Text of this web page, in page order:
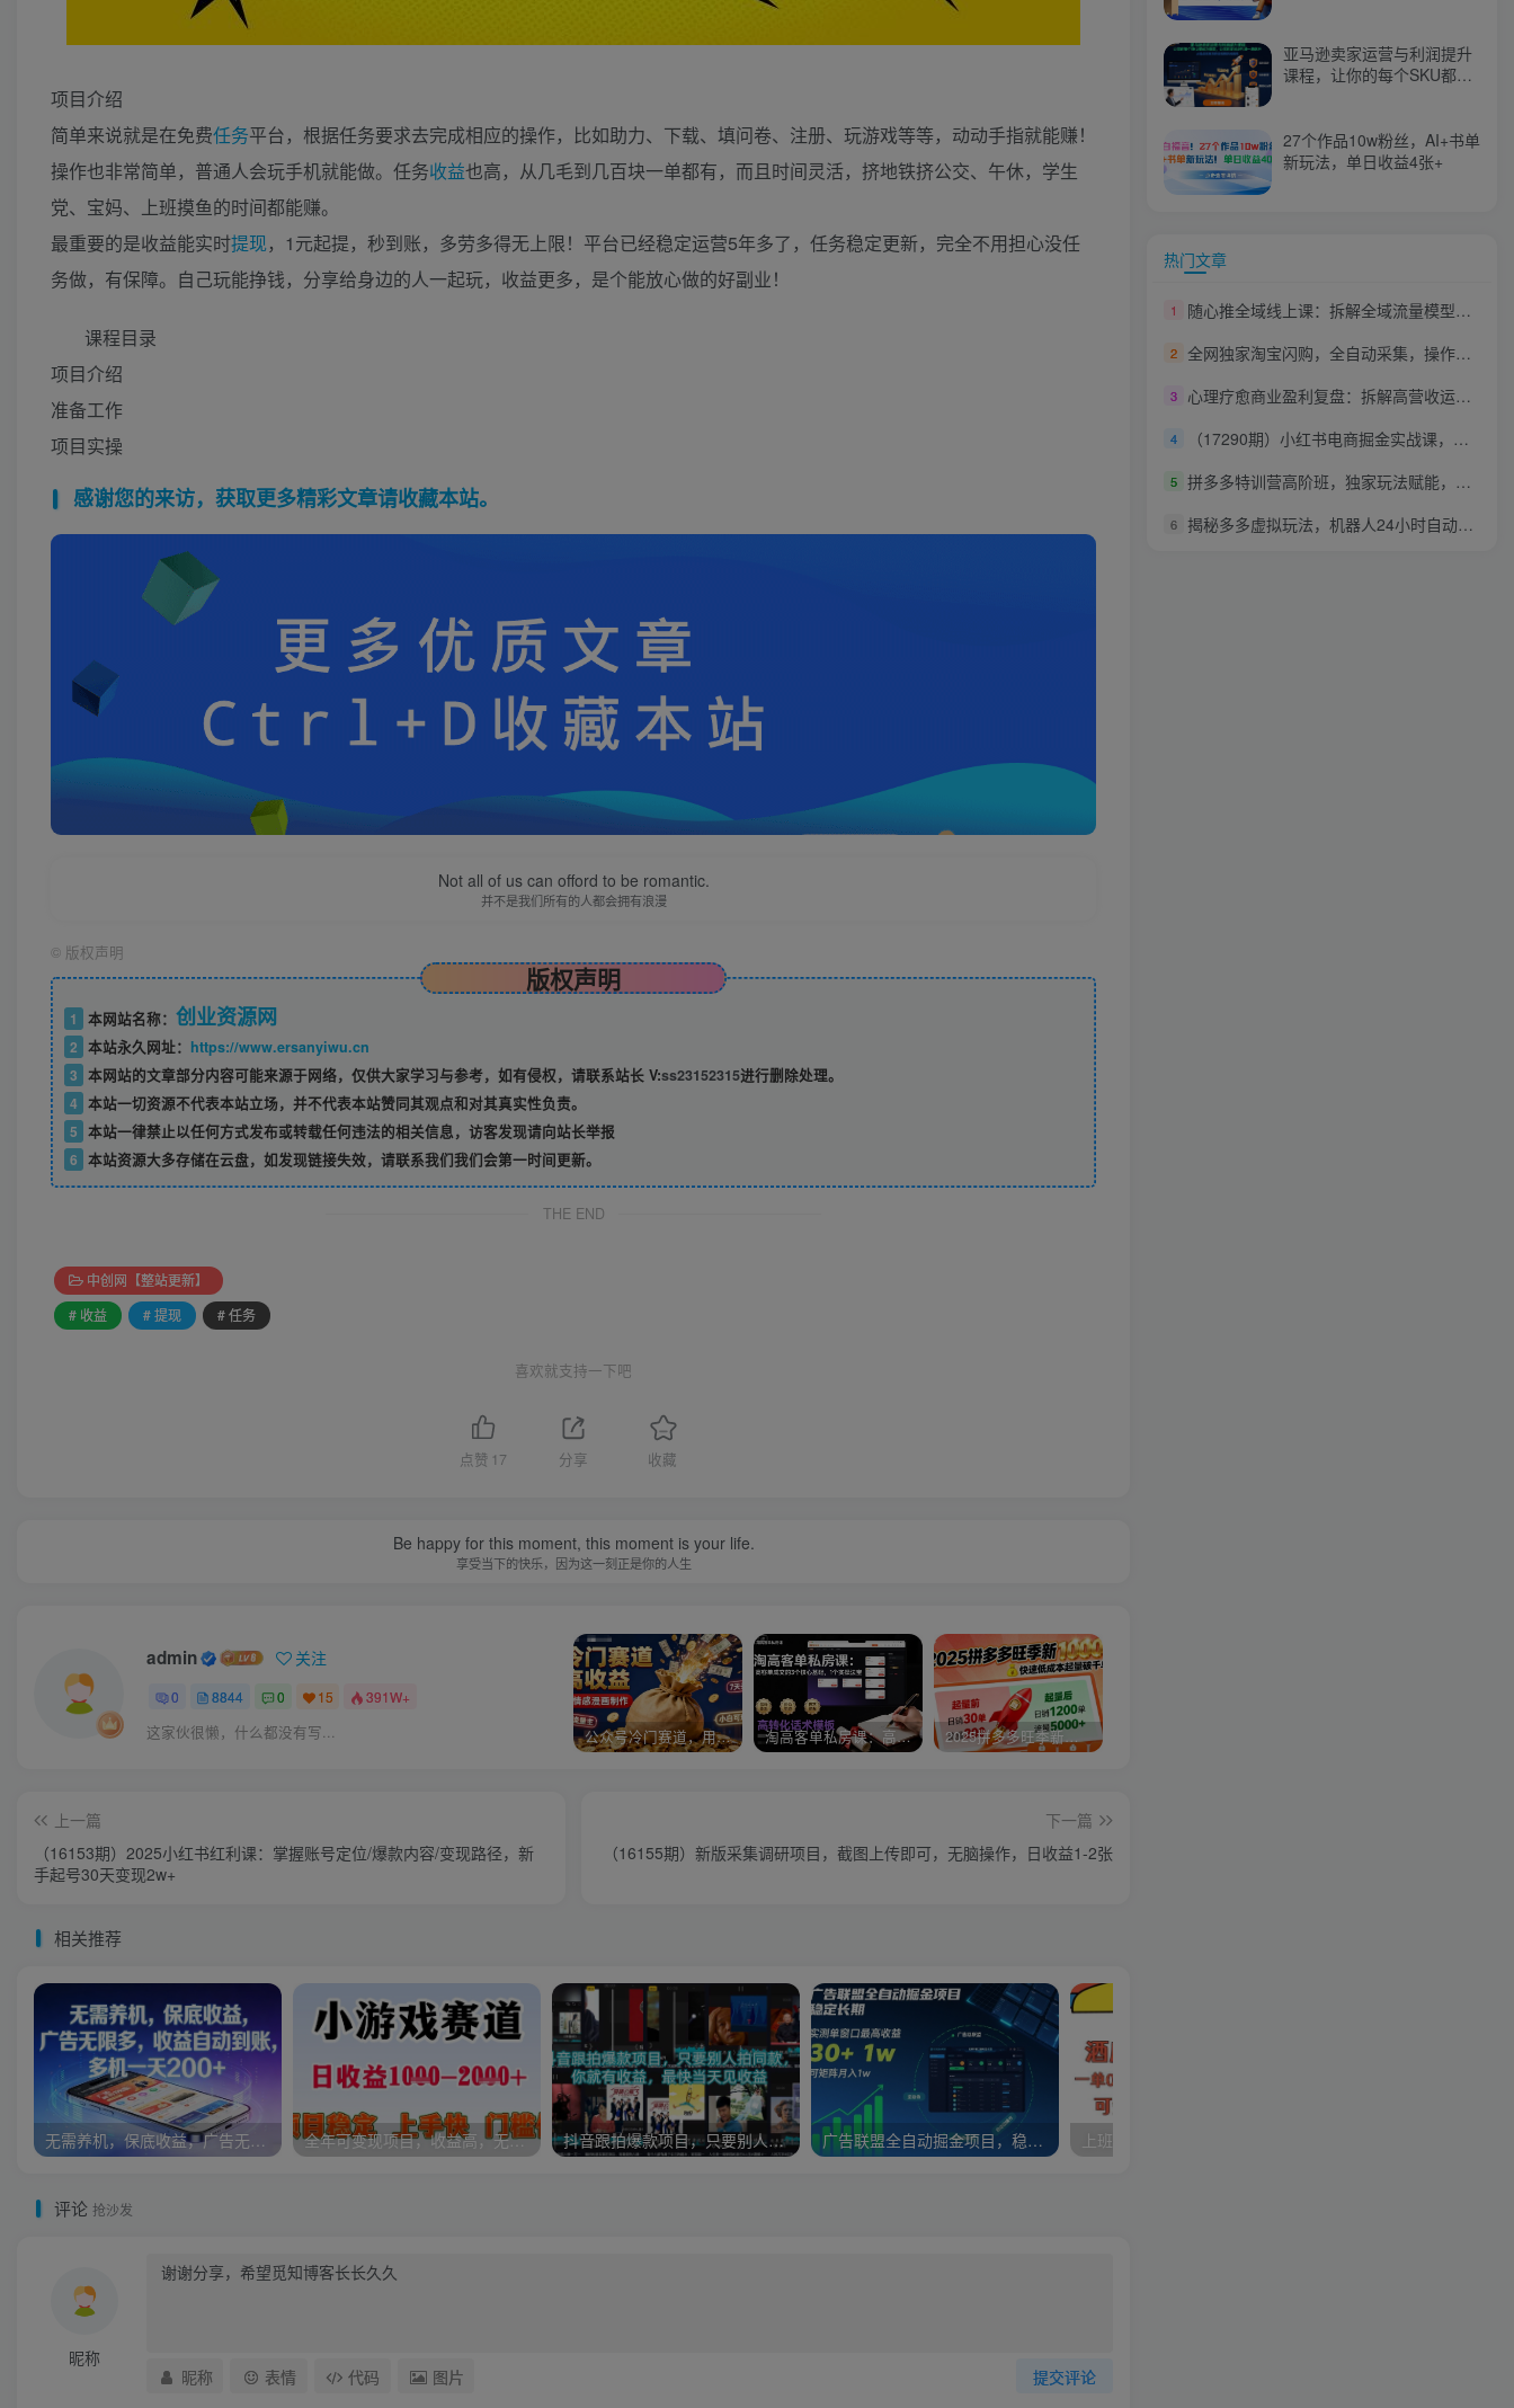
项目介绍
简单来说就是在免费任务平台，根据任务要求去完成相应的操作，比如助力、下载、填问卷、注册、玩游戏等等，动动手指就能赚！
操作也非常简单，普通人会玩手机就能做。任务收益也高，从几毛到几百块一单都有，而且时间灵活，挤地铁挤公交、午休，学生
党、宝妈、上班摸鱼的时间都能赚。
最重要的是收益能实时提现，1元起提，秒到账，多劳多得无上限！平台已经稳定运营5年多了，任务稳定更新，完全不用担心没任
务做，有保障。自己玩能挣钱，分享给身边的人一起玩，收益更多，是个能放心做的好副业！
课程目录
项目介绍
准备工作
项目实操
感谢您的来访，获取更多精彩文章请收藏本站。
Not all of us can offord to be romantic.
并不是我们所有的人都会拥有浪漫
© 版权声明
版权声明
1 本网站名称： 创业资源网
2 本站永久网址： https://www.ersanyiwu.cn
3 本网站的文章部分内容可能来源于网络，仅供大家学习与参考，如有侵权，请联系站长 V:ss23152315进行删除处理。
4 本站一切资源不代表本站立场，并不代表本站赞同其观点和对其真实性负责。
5 本站一律禁止以任何方式发布或转载任何违法的相关信息，访客发现请向站长举报
6 本站资源大多存储在云盘，如发现链接失效，请联系我们我们会第一时间更新。
THE END
中创网【整站更新】
# 收益
# 提现 # 任务
喜欢就支持一下吧
点赞 17 分享 收藏
Be happy for this moment, this moment is your life.
享受当下的快乐，因为这一刻正是你的人生
admin 关注
0 8844 0 15 391W+
这家伙很懒，什么都没有写... 公众号冷门赛道，用AI做情感漫画，7天开通流量主，操作简单，小白可玩 淘高客单私房课：高客单成交的3个核心基础，1个实操法宝 2025拼多多旺季新老店铺——快速低成本起量破千单
上一篇
（16153期）2025小红书红利课：掌握账号定位/爆款内容/变现路径，新
手起号30天变现2w+
下一篇
（16155期）新版采集调研项目，截图上传即可，无脑操作，日收益1-2张
相关推荐
无需养机，保底收益，广告无限多，收益自动到账，多机一天2张+【揭秘】 全年可变现项目，收益高，无门槛，小游戏赛道，一天收益1k+,一个月收入顶别人半年的工资【揭秘】 抖音跟拍爆款项目，只要别人拍同款，你就有收益，最快当天见收益 广告联盟全自动掘金项目，稳定长期，实测单窗口最高收益30+，可矩阵月入1w+【揭秘】
评论 抢沙发
昵称
提交评论
昵称 表情 代码 图片
亚马逊卖家运营与利润提升
课程，让你的每个SKU都成
27个作品10w粉丝，AI+书单
新玩法，单日收益4张+
热门文章
1 随心推全域线上课：拆解全域流量模型，让随心推投放更稳定
2 全网独家淘宝闪购，全自动采集，操作简单无脑，单人窗口轻松日入40+【揭秘】
3 心理疗愈商业盈利复盘：拆解高营收运营逻辑，剖析月入五十万商业模式落地路径
4 （17290期）小红书电商掘金实战课，从选品、爆文到店群矩阵，手把手教你实现单店月入3万+(更新26年)
5 拼多多特训营高阶班，独家玩法赋能，突破运营天花板（更新26年1月）
6 揭秘多多虚拟玩法，机器人24小时自动发货+客服，新手也能月1-5W！